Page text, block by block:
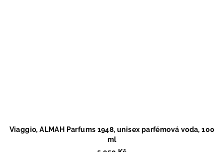
Viaggio, ALMAH Parfums 1948, unisex parfémová voda, 100
ml